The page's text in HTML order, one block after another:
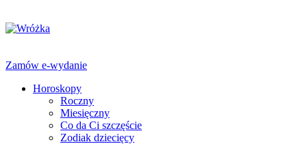
Zamów e-wydanie
Horoskopy
Roczny
Miesięczny
Co da Ci szczęście
Zodiak dziecięcy